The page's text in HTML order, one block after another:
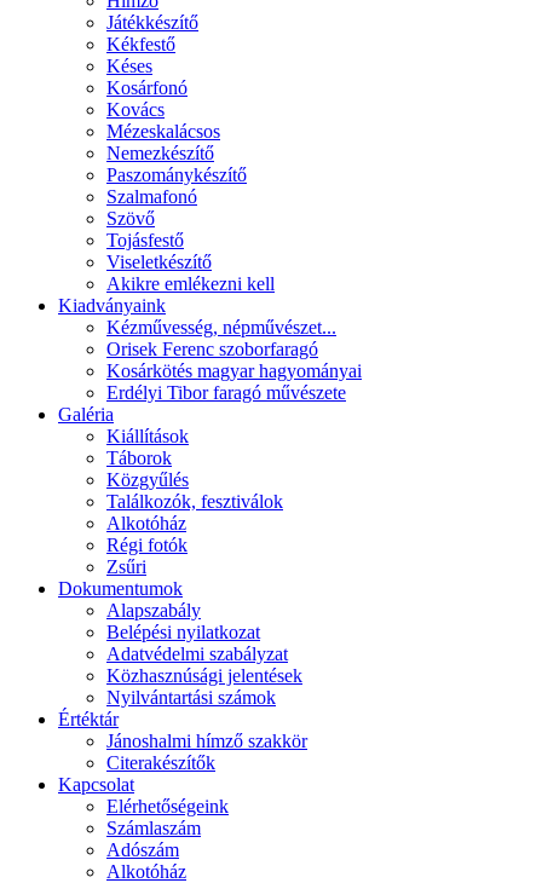
Játékkészítő
Kékfestő
Késes
Kosárfonó
Kovács
Mézeskalácsos
Nemezkészítő
Paszománykészítő
Szalmafonó
Szövő
Tojásfestő
Viseletkészítő
Akikre emlékezni kell
Kiadványaink
Kézművesség, népművészet...
Orisek Ferenc szoborfaragó
Kosárkötés magyar hagyományai
Erdélyi Tibor faragó művészete
Galéria
Kiállítások
Táborok
Közgyűlés
Találkozók, fesztiválok
Alkotóház
Régi fotók
Zsűri
Dokumentumok
Alapszabály
Belépési nyilatkozat
Adatvédelmi szabályzat
Közhasznúsági jelentések
Nyilvántartási számok
Értéktár
Jánoshalmi hímző szakkör
Citerakészítők
Kapcsolat
Elérhetőségeink
Számlaszám
Adószám
Alkotóház